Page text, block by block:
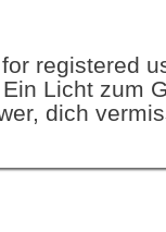
registered
Licht zum
dich